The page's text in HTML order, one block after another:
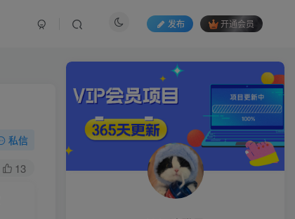
发布 开通会员
私信
13